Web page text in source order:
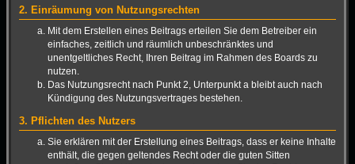
2. Einräumung von Nutzungsrechten
Mit dem Erstellen eines Beitrags erteilen Sie dem Betreiber ein
einfaches, zeitlich und räumlich unbeschränktes und
unentgeltliches Recht, Ihren Beitrag im Rahmen des Boards zu
nutzen.
Das Nutzungsrecht nach Punkt 2, Unterpunkt a bleibt auch nach
Kündigung des Nutzungsvertrages bestehen.
3. Pflichten des Nutzers
Sie erklären mit der Erstellung eines Beitrags, dass er keine Inhalte
enthält, die gegen geltendes Recht oder die guten Sitten